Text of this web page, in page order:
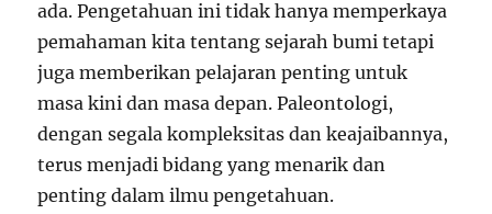
ada. Pengetahuan ini tidak hanya memperkaya
pemahaman kita tentang sejarah bumi tetapi
juga memberikan pelajaran penting untuk
masa kini dan masa depan. Paleontologi,
dengan segala kompleksitas dan keajaibannya,
terus menjadi bidang yang menarik dan
penting dalam ilmu pengetahuan.